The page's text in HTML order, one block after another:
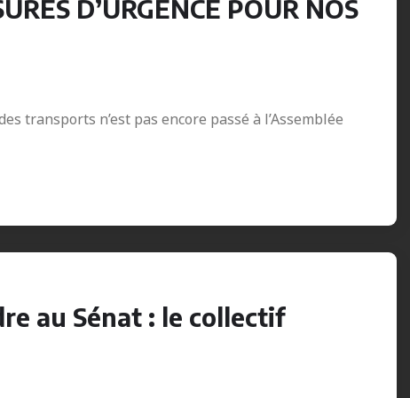
D’URGENCE POUR NOS
transports n’est pas encore passé à l’Assemblée
au Sénat : le collectif